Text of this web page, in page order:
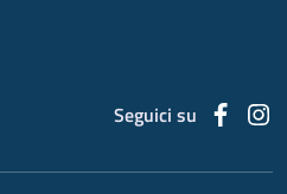
Seguici su